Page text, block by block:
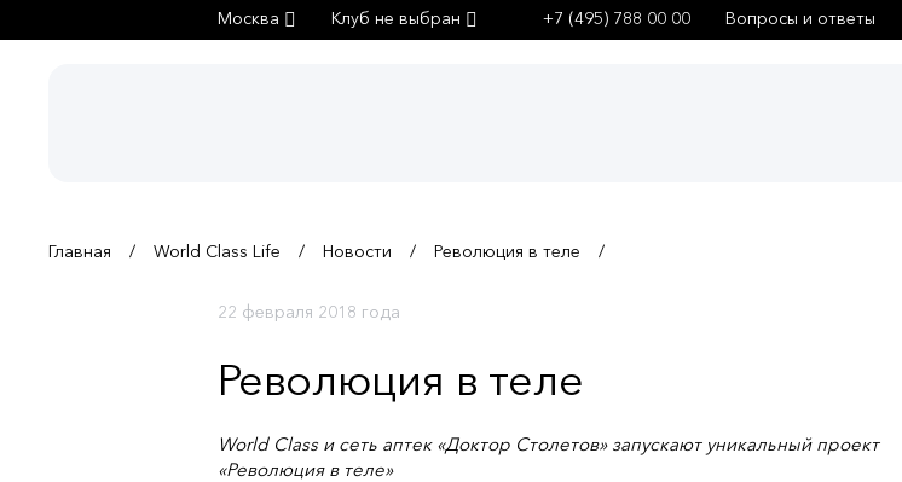
Москва Клуб не выбран +7 (495) 788 00 00 Вопросы и ответы
Главная World Class Life Новости Революция в теле
22 февраля 2018 года
Революция в теле
World Class и сеть аптек «Доктор Столетов» запускают уникальный проект
«Революция в теле»